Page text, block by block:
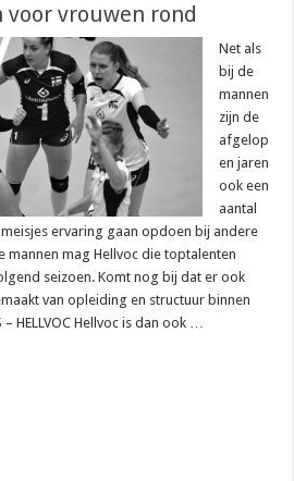
vrouwen rond
Net als
bij de
mannen
zijn de
afgelop
en jaren
ook een
aantal
ervaring gaan opdoen bij andere
mannen mag Hellvoc die toptalenten
seizoen. Komt nog bij dat er ook
van opleiding en structuur binnen
– HELLVOC Hellvoc is dan ook …